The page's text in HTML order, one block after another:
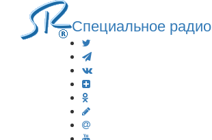
Специальное радио